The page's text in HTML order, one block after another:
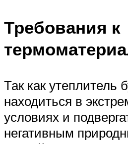
Требования к
Так как утеплитель
находиться в
условиях и
негативным